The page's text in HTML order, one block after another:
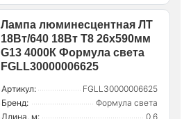
Лампа люминесцентная ЛТ
18Вт/640 18Вт T8 26х590мм
G13 4000К Формула света
FGLL30000006625
Артикул:
FGLL30000006625
Бренд:
Формула света
Длина, м:
0.6